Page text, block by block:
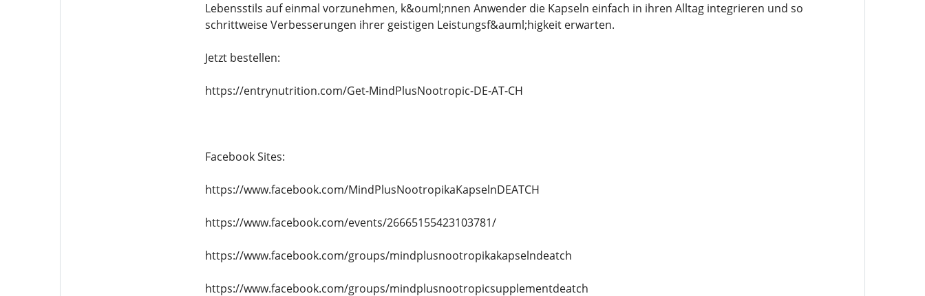
Lebensstils auf einmal vorzunehmen, k&ouml;nnen Anwender die Kapseln einfach in ihren Alltag integrieren und so
schrittweise Verbesserungen ihrer geistigen Leistungsf&auml;higkeit erwarten.
Jetzt bestellen:
https://entrynutrition.com/Get-MindPlusNootropic-DE-AT-CH
Facebook Sites:
https://www.facebook.com/MindPlusNootropikaKapselnDEATCH
https://www.facebook.com/events/26665155423103781/
https://www.facebook.com/groups/mindplusnootropikakapselndeatch
https://www.facebook.com/groups/mindplusnootropicsupplementdeatch